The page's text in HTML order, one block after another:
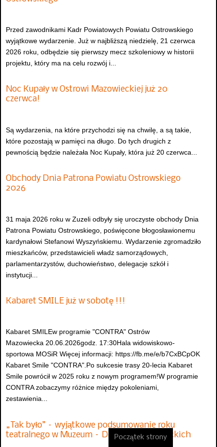
Przed zawodnikami Kadr Powiatowych Powiatu Ostrowskiego
wyjątkowe wydarzenie. Już w najbliższą niedzielę, 21 czerwca
2026 roku, odbędzie się pierwszy mecz szkoleniowy w historii
projektu, który ma na celu rozwój i...
Noc Kupały w Ostrowi Mazowieckiej już 20
czerwca!
Są wydarzenia, na które przychodzi się na chwilę, a są takie,
które pozostają w pamięci na długo. Do tych drugich z
pewnością będzie należała Noc Kupały, która już 20 czerwca...
Obchody Dnia Patrona Powiatu Ostrowskiego
2026
31 maja 2026 roku w Zuzeli odbyły się uroczyste obchody Dnia
Patrona Powiatu Ostrowskiego, poświęcone błogosławionemu
kardynałowi Stefanowi Wyszyńskiemu. Wydarzenie zgromadziło
mieszkańców, przedstawicieli władz samorządowych,
parlamentarzystów, duchowieństwo, delegacje szkół i
instytucji...
Kabaret SMILE już w sobotę !!!
Kabaret SMILEw programie "CONTRA" Ostrów
Mazowiecka 20.06.2026godz. 17:30Hala widowiskowo-
sportowa MOSiR Więcej informacji: https://fb.me/e/b7CxBCpOK
Kabaret Smile "CONTRA".Po sukcesie trasy 20-lecia Kabaret
Smile powrócił w 2025 roku z nowym programem!W programie
CONTRA zobaczymy różnice między pokoleniami,
zestawienia...
„Tak było” – wyjątkowe podsumowanie roku
teatralnego w Muzeum – Dom Rodziny Pileckich
Początek strony